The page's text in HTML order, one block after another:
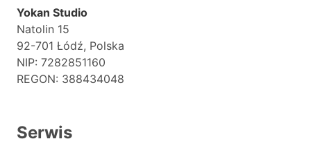
Yokan Studio
Natolin 15
92-701 Łódź, Polska
NIP: 7282851160
REGON: 388434048
Serwis